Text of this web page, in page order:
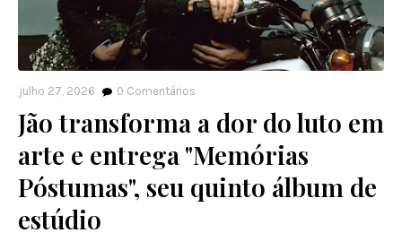
julho 27, 2026 0 Comentários
Jão transforma a dor do luto em
arte e entrega "Memórias
Póstumas", seu quinto álbum de
estúdio